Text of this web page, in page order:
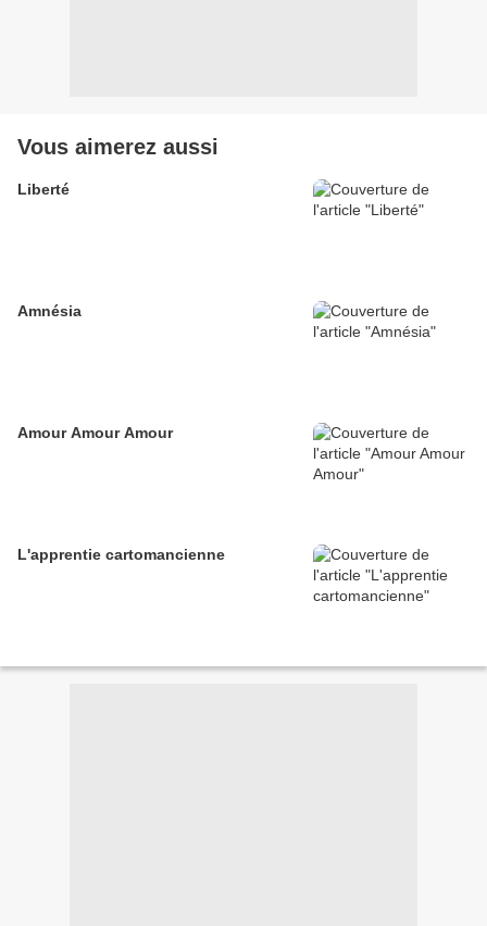
Vous aimerez aussi
Liberté
Amnésia
Amour Amour Amour
L'apprentie cartomancienne